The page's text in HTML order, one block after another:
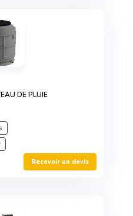
DE PLUIE
Recevoir un devis